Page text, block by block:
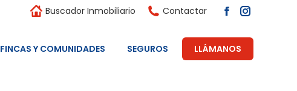
Buscador Inmobiliario Contactar
FINCAS Y COMUNIDADES SEGUROS LLÁMANOS